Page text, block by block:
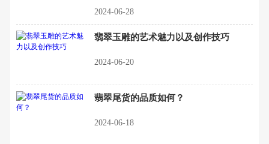
2024-06-28
翡翠玉雕的艺术魅力以及创作技巧
2024-06-20
翡翠尾货的品质如何？
2024-06-18